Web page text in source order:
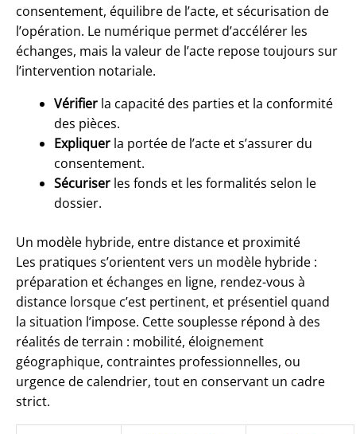
consentement, équilibre de l’acte, et sécurisation de
l’opération. Le numérique permet d’accélérer les
échanges, mais la valeur de l’acte repose toujours sur
l’intervention notariale.
Vérifier la capacité des parties et la conformité
des pièces.
Expliquer la portée de l’acte et s’assurer du
consentement.
Sécuriser les fonds et les formalités selon le
dossier.
Un modèle hybride, entre distance et proximité
Les pratiques s’orientent vers un modèle hybride :
préparation et échanges en ligne, rendez-vous à
distance lorsque c’est pertinent, et présentiel quand
la situation l’impose. Cette souplesse répond à des
réalités de terrain : mobilité, éloignement
géographique, contraintes professionnelles, ou
urgence de calendrier, tout en conservant un cadre
strict.